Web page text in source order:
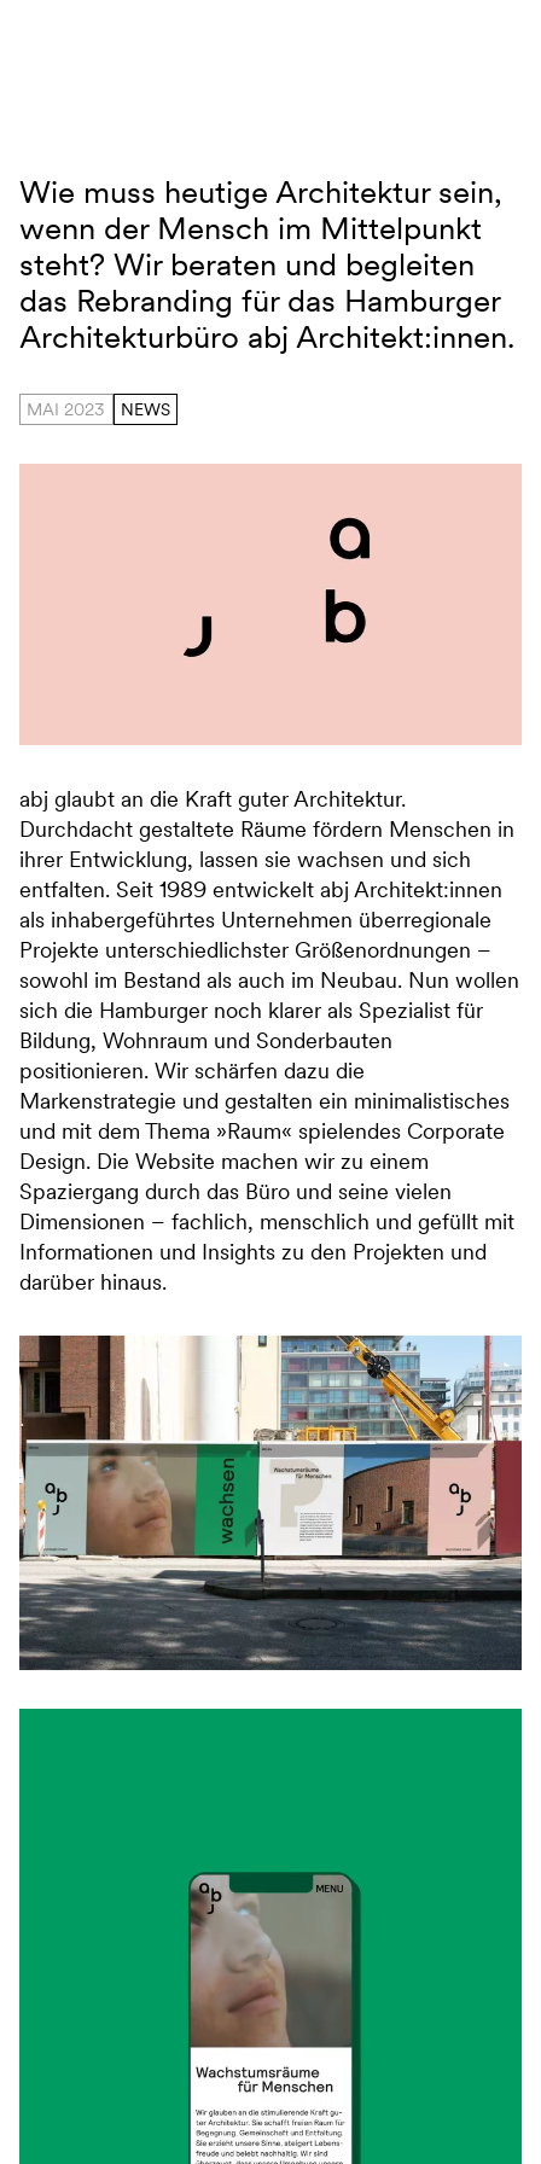
abj Architekt:innen
Wie muss heutige Architektur sein,
wenn der Mensch im Mittelpunkt
steht? Wir beraten und begleiten
das Rebranding für das Hamburger
Architekturbüro abj Architekt:innen.
MAI 2023 NEWS
abj glaubt an die Kraft guter Architektur.
Durchdacht gestaltete Räume fördern Menschen in
ihrer Entwicklung, lassen sie wachsen und sich
entfalten. Seit 1989 entwickelt abj Architekt:innen
als inhabergeführtes Unternehmen überregionale
Projekte unterschiedlichster Größenordnungen –
sowohl im Bestand als auch im Neubau. Nun wollen
sich die Hamburger noch klarer als Spezialist für
Bildung, Wohnraum und Sonderbauten
positionieren. Wir schärfen dazu die
Markenstrategie und gestalten ein minimalistisches
und mit dem Thema »Raum« spielendes Corporate
Design. Die Website machen wir zu einem
Spaziergang durch das Büro und seine vielen
Dimensionen – fachlich, menschlich und gefüllt mit
Informationen und Insights zu den Projekten und
darüber hinaus.